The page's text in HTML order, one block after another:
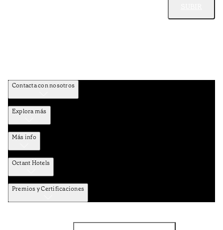
Contacta con nosotros
Explora más
Más info
Octant Hotels
Premios y Certificaciones